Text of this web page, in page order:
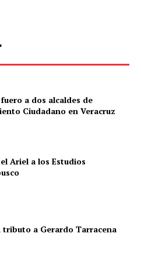
a dos alcaldes de
Ciudadano en Veracruz
Ariel a los Estudios
tributo a Gerardo Tarracena